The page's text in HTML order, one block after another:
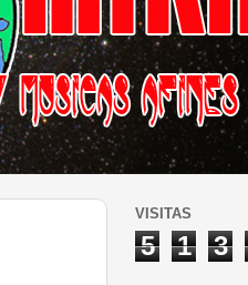
VISITAS
5 1 3